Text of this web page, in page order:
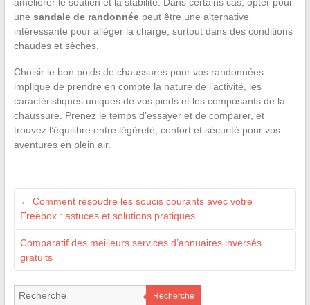
une sandale de randonnéepeut être une alternative
intéressante pour alléger la charge, surtout dans des conditions
chaudes et sèches.
Choisir le bon poids de chaussures pour vos randonnées
implique de prendre en compte la nature de l’activité, les
caractéristiques uniques de vos pieds et les composants de la
chaussure. Prenez le temps d’essayer et de comparer, et
trouvez l’équilibre entre légèreté, confort et sécurité pour vos
aventures en plein air.
← Comment résoudre les soucis courants avec votre
Freebox : astuces et solutions pratiques
Comparatif des meilleurs services d’annuaires inversés
gratuits →
Recherche